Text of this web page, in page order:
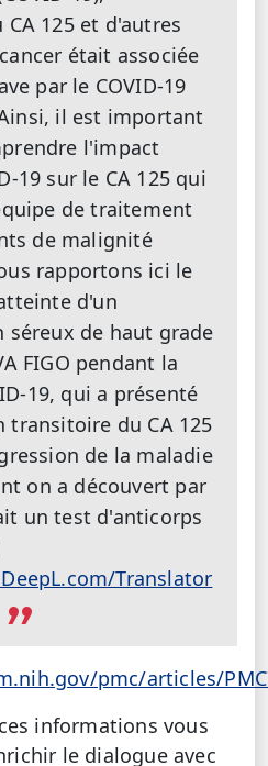
125 et d'autres
était associée
par le COVID-19
il est important
l'impact
19 sur le CA 125 qui
de traitement
de malignité
rapportons ici le
d'un
séreux de haut grade
FIGO pendant la
19, qui a présenté
transitoire du CA 125
de la maladie
on a découvert par
un test d'anticorps
Translator
pmc/articles/
informations vous
le dialogue avec